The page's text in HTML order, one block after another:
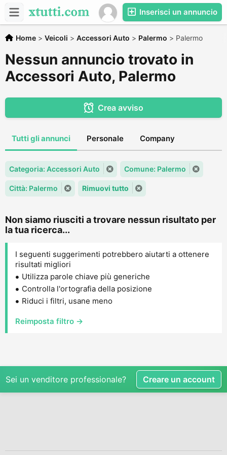
Inserisci un annuncio
Home > Veicoli > Accessori Auto > Palermo > Palermo
Nessun annuncio trovato in
Accessori Auto, Palermo
Crea avviso
Tutti gli annunci Personale Company
Categoria: Accessori Auto Comune: Palermo
Città: Palermo Rimuovi tutto
Non siamo riusciti a trovare nessun risultato per
la tua ricerca...
I seguenti suggerimenti potrebbero aiutarti a ottenere
risultati migliori
Utilizza parole chiave più generiche
Controlla l'ortografia della posizione
Riduci i filtri, usane meno
Reimposta filtro →
Sei un venditore professionale? Creare un account